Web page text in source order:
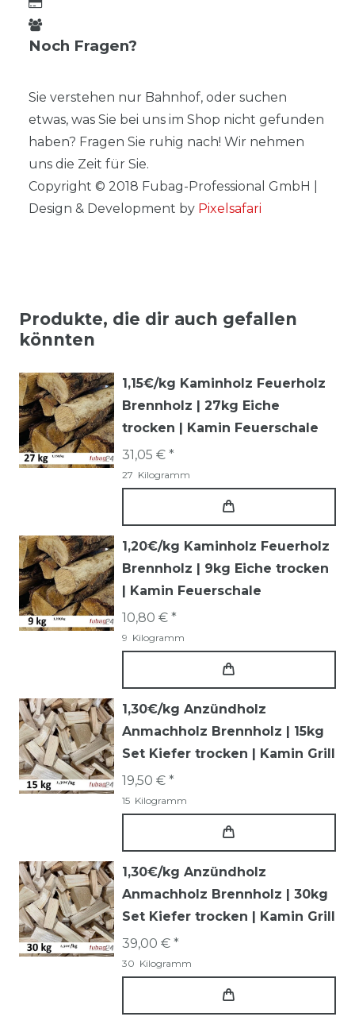
Noch Fragen?
Sie verstehen nur Bahnhof, oder suchen
etwas, was Sie bei uns im Shop nicht gefunden
haben? Fragen Sie ruhig nach! Wir nehmen
uns die Zeit für Sie.
Copyright © 2018 Fubag-Professional GmbH |
Design & Development by Pixelsafari
Produkte, die dir auch gefallen
könnten
1,15€/kg Kaminholz Feuerholz
Brennholz | 27kg Eiche
trocken | Kamin Feuerschale
31,05 € *
27 Kilogramm
1,20€/kg Kaminholz Feuerholz
Brennholz | 9kg Eiche trocken
| Kamin Feuerschale
10,80 € *
9 Kilogramm
1,30€/kg Anzündholz
Anmachholz Brennholz | 15kg
Set Kiefer trocken | Kamin Grill
19,50 € *
15 Kilogramm
1,30€/kg Anzündholz
Anmachholz Brennholz | 30kg
Set Kiefer trocken | Kamin Grill
39,00 € *
30 Kilogramm